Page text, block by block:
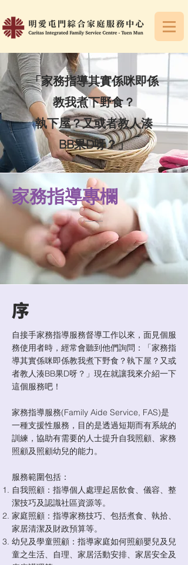
「家務指導其實係咪即係
教我煮下野食？
執下屋？又或者教人湊
BB果D呀？」
家務指導專欄
​序
自接手家務指導服務督導工作以來，面見個服
務使用者時，經常會聽到他們詢問：「家務指
導其實係咪即係教我煮下野食？執下屋？又或
者教人湊BB果D呀？」現在就讓我來介紹一下
這個服務吧！
家務指導服務(Family Aide Service, FAS)是
一種支援性服務，目的是透過短期而有系統的
訓練，協助有需要的人士提升自我照顧、家務
照顧及照顧幼兒的能力。
服務範圍包括：
自我照顧：指導個人處理起居飲食、儀容、整
潔技巧及認識社區資源等。
家庭照顧：指導家務技巧、包括煮食、執拾、
家居清潔及財政預算等。
幼兒及學童照顧：指導家庭如何照顧嬰兒及兒
童之生活、自理、家居活動安排、家居安全及